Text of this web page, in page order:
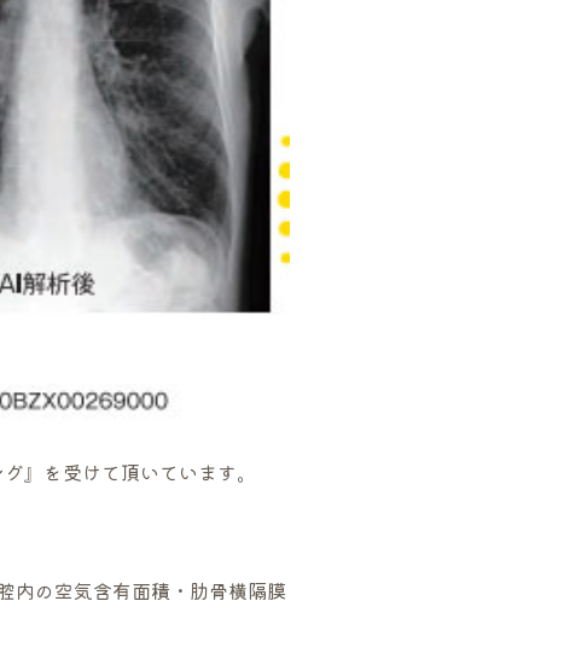
』を受けて頂いています。
内の空気含有面積・肋骨横隔膜